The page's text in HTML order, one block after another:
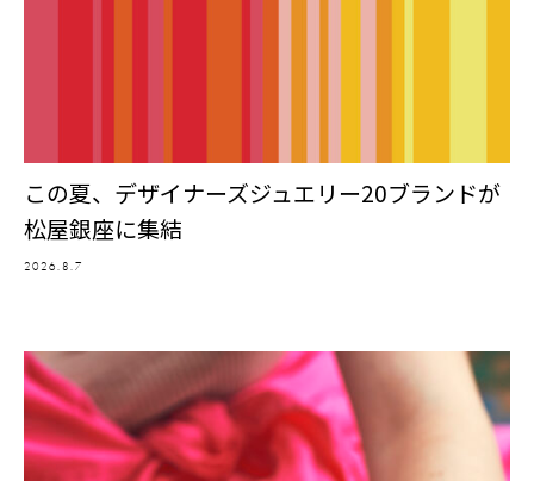
この夏、デザイナーズジュエリー20ブランドが
松屋銀座に集結
2026.8.7